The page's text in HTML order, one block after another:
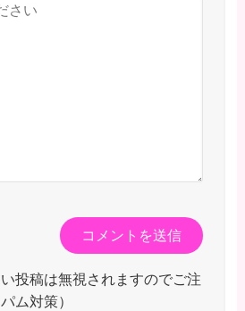
投稿は無視されますのでご注
ム対策）